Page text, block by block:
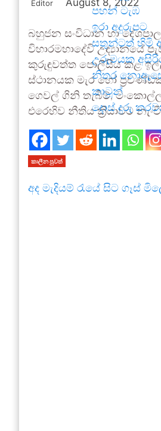
පහන් ටැඹ
ඉරා අදුරුපට
සතුන්ටත් හිමි
උරුමයක
නිතර
කාටූන්
දොස් දුරු
Editor August 8, 2022
බහුජන සංවිධාන හා
විහාරමහාදේවි
කුරුඳුවත්ත පොලීසිය කළ
ස්ථානයක මැර හෝ
ගෙවල් ගිනි තැබීම්,
එරෙහිව නීතිය ක්‍රියාවට
කාලීන පුවත්
අද මැදියම් රැයේ සිට ගෑස්